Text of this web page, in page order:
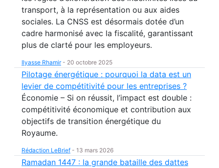
transport, à la représentation ou aux aides
sociales. La CNSS est désormais dotée d’un
cadre harmonisé avec la fiscalité, garantissant
plus de clarté pour les employeurs.
Ilyasse Rhamir- 20 octobre 2025
Pilotage énergétique : pourquoi la data est un
levier de compétitivité pour les entreprises ?
Économie – Si on réussit, l’impact est double :
compétitivité économique et contribution aux
objectifs de transition énergétique du
Royaume.
Rédaction LeBrief - 13 mars 2026
Ramadan 1447 : la grande bataille des dattes